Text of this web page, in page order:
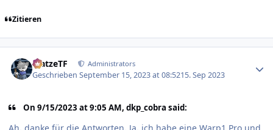
Zitieren
MatzeTF Administrators
GeschriebenSeptember 15, 2023 at 08:5215. Sep 2023
On 9/15/2023 at 9:05 AM, dkp_cobra said: